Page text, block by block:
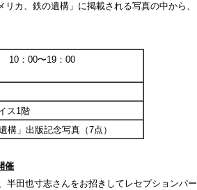
カ、鉄の遺構」に掲載される写真の中から、
10：00〜19：00
ス1階
」出版記念写真（7点）
催
田也寸志さんをお招きしてレセプションパー